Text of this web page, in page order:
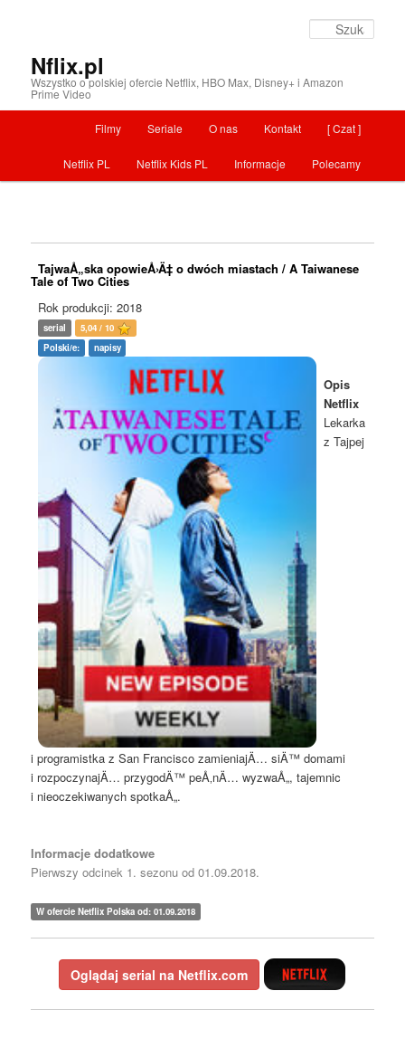
Nflix.pl
Wszystko o polskiej ofercie Netflix, HBO Max, Disney+ i Amazon
Prime Video
Menu główne
Przeskocz do tekstu [ Czat ]
Kontakt
O nas
Seriale
Filmy
Polecamy
Informacje
Netflix Kids PL
Netflix PL
TajwaÅ„ska opowieÅ›Ä‡ o dwóch miastach / A Taiwanese
Tale of Two Cities
Rok produkcji: 2018
serial
5,04 / 10
Polski/e:
napisy
Opis
Netflix
Lekarka
z Tajpej
i programistka z San Francisco zamieniajÄ… siÄ™ domami
i rozpoczynajÄ… przygodÄ™ peÅ‚nÄ… wyzwaÅ„, tajemnic
i nieoczekiwanych spotkaÅ„.
Informacje dodatkowe
Pierwszy odcinek 1. sezonu od 01.09.2018.
W ofercie Netflix Polska od: 01.09.2018
Oglądaj serial na Netflix.com